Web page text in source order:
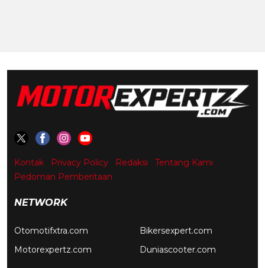
Kontak Privacy Policy Redaksi
Tentang Kami
Pedoman Pemberitaan
NETWORK
Otomotifxtra.com
Motorexpertz.com
Bikersexpert.com
Duniascooter.com